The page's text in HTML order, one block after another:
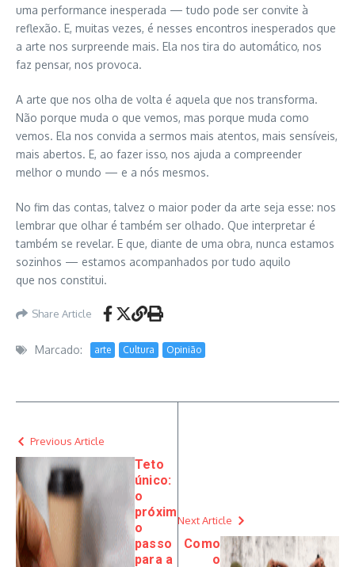
uma performance inesperada — tudo pode ser convite à
reflexão. E, muitas vezes, é nesses encontros inesperados que
a arte nos surpreende mais. Ela nos tira do automático, nos
faz pensar, nos provoca.
A arte que nos olha de volta é aquela que nos transforma.
Não porque muda o que vemos, mas porque muda como
vemos. Ela nos convida a sermos mais atentos, mais sensíveis,
mais abertos. E, ao fazer isso, nos ajuda a compreender
melhor o mundo — e a nós mesmos.
No fim das contas, talvez o maior poder da arte seja esse: nos
lembrar que olhar é também ser olhado. Que interpretar é
também se revelar. E que, diante de uma obra, nunca estamos
sozinhos — estamos acompanhados por tudo aquilo
que nos constitui.
Share Article
Marcado: arte Cultura Opinião
Previous Article
Teto
único:
o
próxim
o
passo
para a
Next Article
Como
o